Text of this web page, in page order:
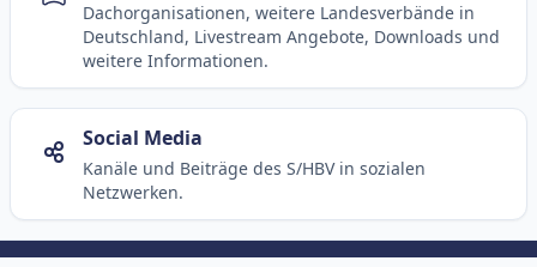
Dachorganisationen, weitere Landesverbände in
Deutschland, Livestream Angebote, Downloads und
weitere Informationen.
Social Media
Kanäle und Beiträge des S/HBV in sozialen
Netzwerken.